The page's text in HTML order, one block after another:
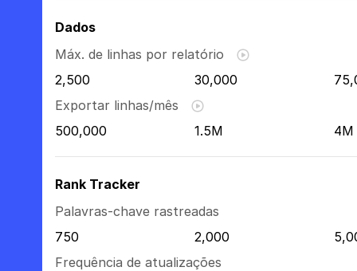
Dados
Máx. de linhas por relatório
2,500
30,000
Exportar linhas/mês
500,000
1.5M 4M
Rank Tracker
Palavras-chave rastreadas
750
2,000
Frequência de atualizações